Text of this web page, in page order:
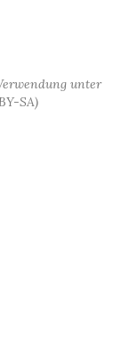
unter
SA)